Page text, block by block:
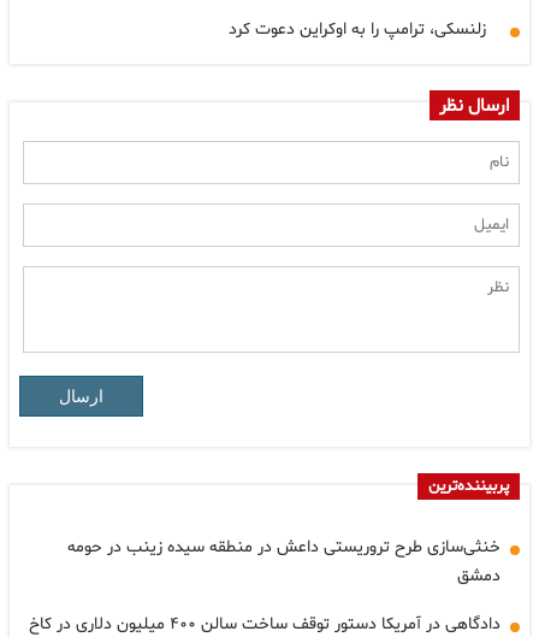
زلنسکی، ترامپ را به اوکراین دعوت کرد
ارسال نظر
ارسال
پربیننده‌ترین
خنثی‌سازی طرح تروریستی داعش در منطقه سیده زینب در حومه
دمشق
دادگاهی در آمریکا دستور توقف ساخت سالن ۴۰۰ میلیون دلاری در کاخ